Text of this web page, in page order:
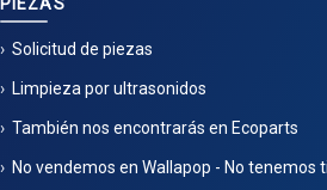
Solicitud de piezas
Limpieza por ultrasonidos
También nos encontrarás en Ecoparts
No vendemos en Wallapop - No tenemos